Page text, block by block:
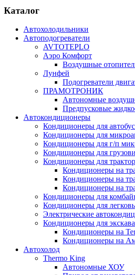
Каталог
Автохолодильники
Автоподогреватели
AVTOTEPLO
Аэро Комфорт
Воздушные
Лунфей
Подогреватели
ПРАМОТРОНИК
Автономные
Предпусковые
Автокондиционеры
Кондиционеры для
Кондиционеры для
Кондиционеры для г/п
Кондиционеры для
Кондиционеры для
Кондиционеры на
Кондиционеры на
Кондиционеры на
Кондиционеры для
Кондиционеры для
Электрические
Кондиционеры для
Кондиционеры на
Кондиционеры на
Автохолод
Thermo King
Автономные ХОУ